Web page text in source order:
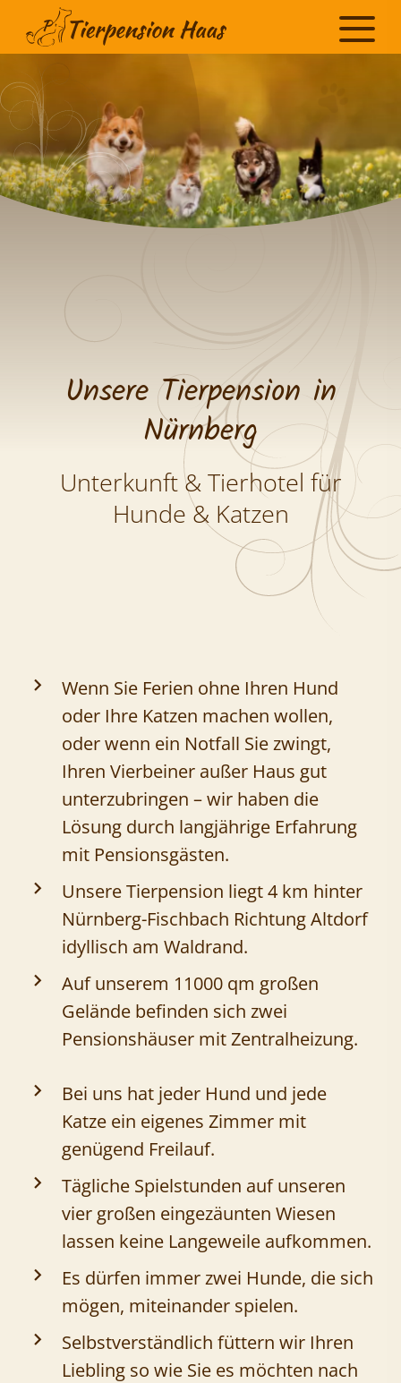
Unsere Tierpension in
Nürnberg
Unterkunft & Tierhotel für
Hunde & Katzen
Wenn Sie Ferien ohne Ihren Hund
oder Ihre Katzen machen wollen,
oder wenn ein Notfall Sie zwingt,
Ihren Vierbeiner außer Haus gut
unterzubringen – wir haben die
Lösung durch langjährige Erfahrung
mit Pensionsgästen.
Unsere Tierpension liegt 4 km hinter
Nürnberg-Fischbach Richtung Altdorf
idyllisch am Waldrand.
Auf unserem 11000 qm großen
Gelände befinden sich zwei
Pensionshäuser mit Zentralheizung.
Bei uns hat jeder Hund und jede
Katze ein eigenes Zimmer mit
genügend Freilauf.
Tägliche Spielstunden auf unseren
vier großen eingezäunten Wiesen
lassen keine Langeweile aufkommen.
Es dürfen immer zwei Hunde, die sich
mögen, miteinander spielen.
Selbstverständlich füttern wir Ihren
Liebling so wie Sie es möchten nach